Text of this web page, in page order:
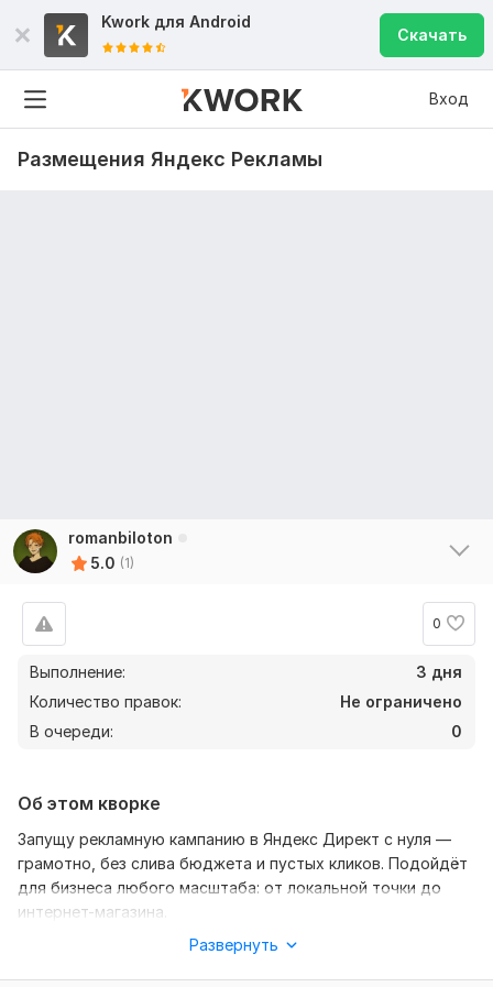
Kwork для Android
Скачать
Вход
Размещения Яндекс Рекламы
romanbiloton
5.0 (1)
0
Выполнение:
3 дня
Количество правок:
Не ограничено
В очереди:
0
Об этом кворке
Запущу рекламную кампанию в Яндекс Директ с нуля —
грамотно, без слива бюджета и пустых кликов. Подойдёт
для бизнеса любого масштаба: от локальной точки до
интернет-магазина.
Ссылка на сайт, бюджет в месяц, гео, описание бизнеса и
Развернуть